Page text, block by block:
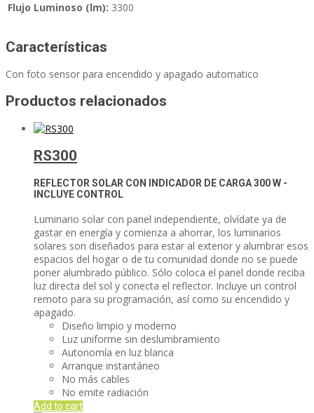
Flujo Luminoso (lm): 3300
Características
Con foto sensor para encendido y apagado automatico
Productos relacionados
RS300
REFLECTOR SOLAR CON INDICADOR DE CARGA300 W -
INCLUYE CONTROL
Luminario solar con panel independiente, olvídate ya de
gastar en energía y comienza a ahorrar, los luminarios
solares son diseñados para estar al exterior y alumbrar esos
espacios del hogar o de tu comunidad donde no se puede
poner alumbrado público. Sólo coloca el panel donde reciba
luz directa del sol y conecta el reflector. Incluye un control
remoto para su programación, así como su encendido y
apagado.
Diseño limpio y moderno
Luz uniforme sin deslumbramiento
Autonomía en luz blanca
Arranque instantáneo
No más cables
No emite radiación
Add to cart